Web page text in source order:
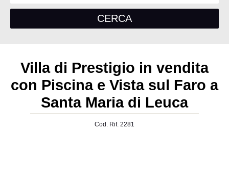
Villa di Prestigio in vendita
con Piscina e Vista sul Faro a
Santa Maria di Leuca
Cod. Rif. 2281